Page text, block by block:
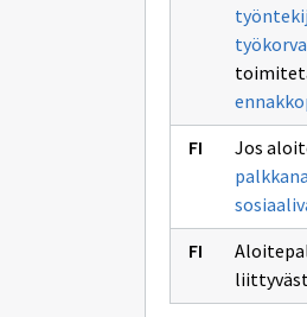
Jos
palkkana